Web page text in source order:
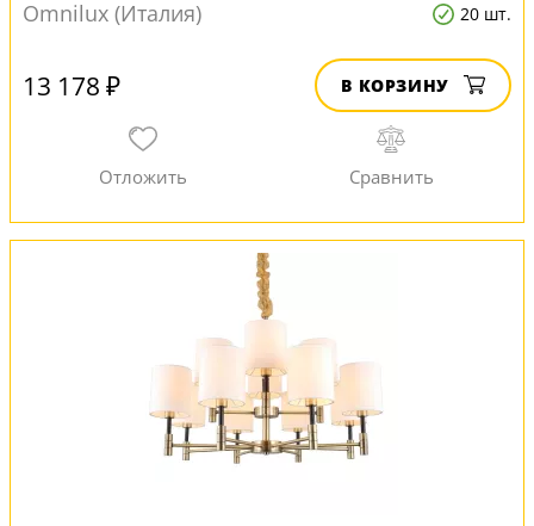
Omnilux (Италия)
20 шт.
13 178 ₽ В КОРЗИНУ